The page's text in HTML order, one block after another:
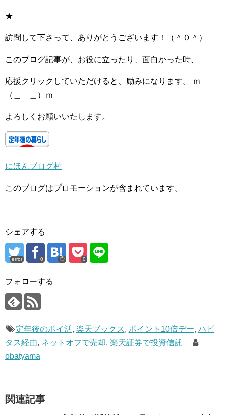
★
訪問して下さって、ありがとうございます！（＾０＾）
このブログ記事が、お役に立ったり、面白かった時、
応援クリックしていただけると、励みになります。 ｍ
（＿ ＿）ｍ
よろしくお願いいたします。
にほんブログ村
このブログはプロモーションが含まれています。
シェアする
error 0 0
フォローする
定年後のポイ活, 楽天ブックス, ポイント10倍デー, ハピ
タス経由, ネットオフで売却, 楽天証券で投資信託
obatyama
関連記事